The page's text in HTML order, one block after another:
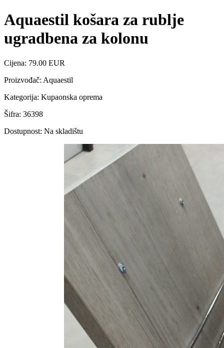
Aquaestil košara za rublje
ugradbena za kolonu
Cijena: 79.00 EUR
Proizvođač: Aquaestil
Kategorija: Kupaonska oprema
Šifra: 36398
Dostupnost: Na skladištu